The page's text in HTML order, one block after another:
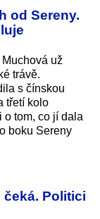
od Sereny.
už
trávě.
s čínskou
třetí kolo
o tom, co jí dala
boku Sereny
čeká. Politici